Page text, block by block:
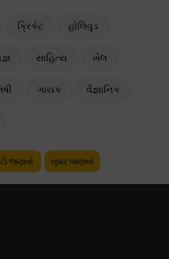
ક્રિકેટ હોલિવુડ
સાહિત્ય ખેલ
ગાયક વૈજ્ઞાનિક
જણાવો સુધાર જણાવો